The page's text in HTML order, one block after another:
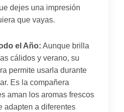
dejes una impresión
que vayas.
el Año: Aunque brilla
cálidos y verano, su
permite usarla durante
Es la compañera
aman los aromas frescos
adapten a diferentes